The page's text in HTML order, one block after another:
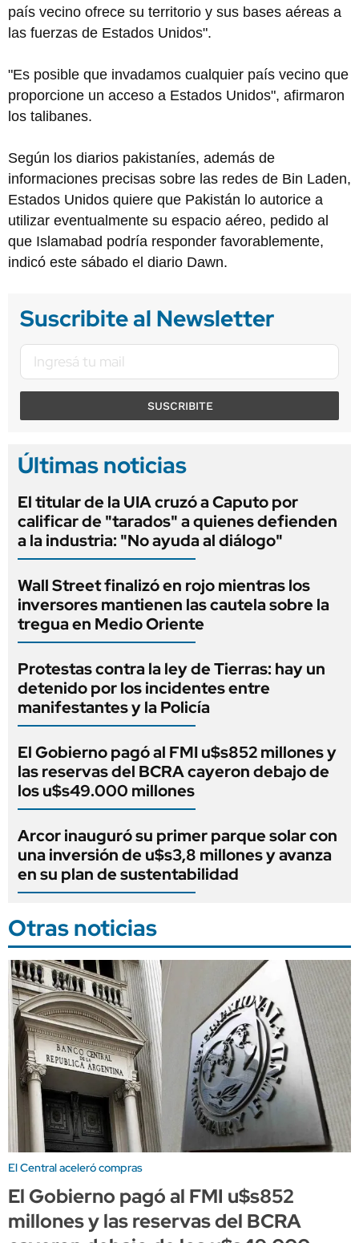
país vecino ofrece su territorio y sus bases aéreas a
las fuerzas de Estados Unidos".
"Es posible que invadamos cualquier país vecino que
proporcione un acceso a Estados Unidos", afirmaron
los talibanes.
Según los diarios pakistaníes, además de
informaciones precisas sobre las redes de Bin Laden,
Estados Unidos quiere que Pakistán lo autorice a
utilizar eventualmente su espacio aéreo, pedido al
que Islamabad podría responder favorablemente,
indicó este sábado el diario Dawn.
Suscribite al Newsletter
SUSCRIBITE
Últimas noticias
El titular de la UIA cruzó a Caputo por
calificar de "tarados" a quienes defienden
a la industria: "No ayuda al diálogo"
Wall Street finalizó en rojo mientras los
inversores mantienen las cautela sobre la
tregua en Medio Oriente
Protestas contra la ley de Tierras: hay un
detenido por los incidentes entre
manifestantes y la Policía
El Gobierno pagó al FMI u$s852 millones y
las reservas del BCRA cayeron debajo de
los u$s49.000 millones
Arcor inauguró su primer parque solar con
una inversión de u$s3,8 millones y avanza
en su plan de sustentabilidad
Otras noticias
El Central aceleró compras
El Gobierno pagó al FMI u$s852
millones y las reservas del BCRA